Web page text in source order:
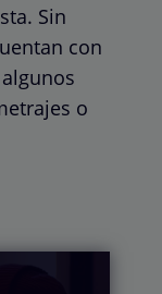
Sin
con
o